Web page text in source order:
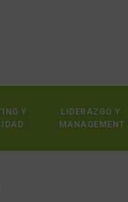
Y
LIDERAZGO Y
MANAGEMENT